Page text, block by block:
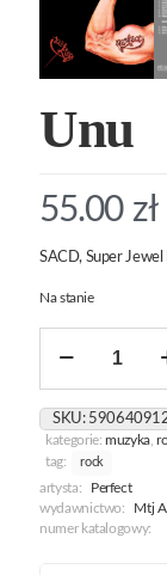
Unu
55.00 zł
SACD, Super Jewel
Na stanie
Unu
SKU:
kategorie:muzyka ,
tag:
rock
artysta:
Perfect
wydawnictwo:
Mtj
numer katalogowy: